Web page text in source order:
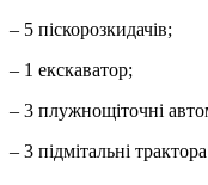
– 5 піскорозкидачів;
– 1 екскаватор;
– 3 плужнощіточні
– 3 підмітальні